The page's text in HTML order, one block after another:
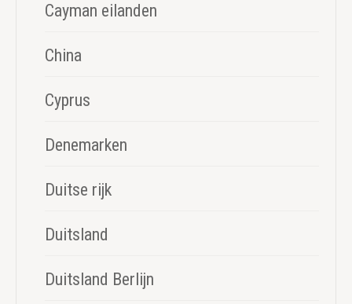
Cayman eilanden
China
Cyprus
Denemarken
Duitse rijk
Duitsland
Duitsland Berlijn